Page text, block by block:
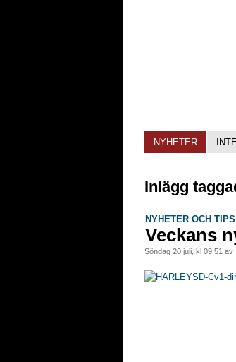
NYHETER
Inlägg
NYHETER OCH TIPS
Veckans
söndag 20 juli, kl 09:51 av